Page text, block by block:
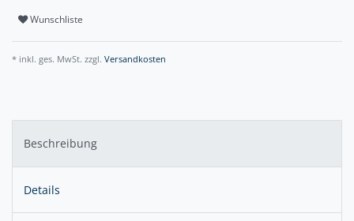
Wunschliste
* inkl. ges. MwSt. zzgl. Versandkosten
Beschreibung
Details